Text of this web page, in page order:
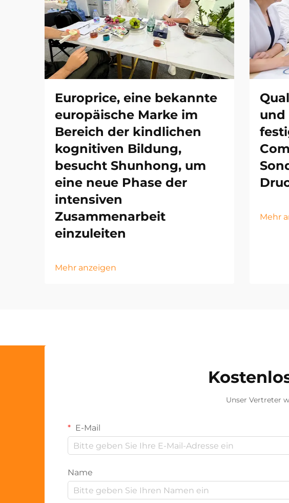
Europrice, eine bekannte
europäische Marke im
Bereich der kindlichen
kognitiven Bildung,
besucht Shunhong, um
eine neue Phase der
intensiven
Zusammenarbeit
einzuleiten
Mehr anzeigen
und
Mehr
Unser Vertreter
E-Mail
Name